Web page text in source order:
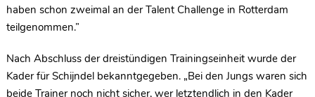
haben schon zweimal an der Talent Challenge in Rotterdam
teilgenommen.”
Nach Abschluss der dreistündigen Trainingseinheit wurde der
Kader für Schijndel bekanntgegeben. „Bei den Jungs waren sich
beide Trainer noch nicht sicher, wer letztendlich in den Kader